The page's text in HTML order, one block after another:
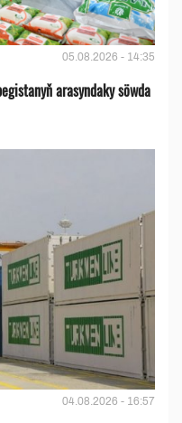
05.08.2026 - 14:35
arasyndaky söwda
04.08.2026 - 16:57